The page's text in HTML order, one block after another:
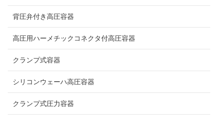
背圧弁付き高圧容器
高圧用ハーメチックコネクタ付高圧容器
クランプ式容器
シリコンウェーハ高圧容器
クランプ式圧力容器